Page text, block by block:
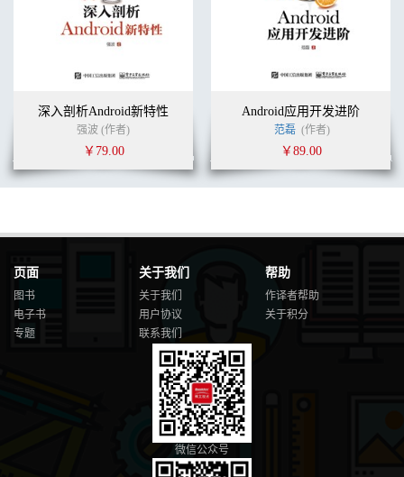
深入剖析Android新特性
强波 (作者)
￥79.00
Android应用开发进阶
范磊 (作者)
￥89.00
页面
图书
电子书
专题
关于我们
关于我们
用户协议
联系我们
帮助
作译者帮助
关于积分
微信公众号